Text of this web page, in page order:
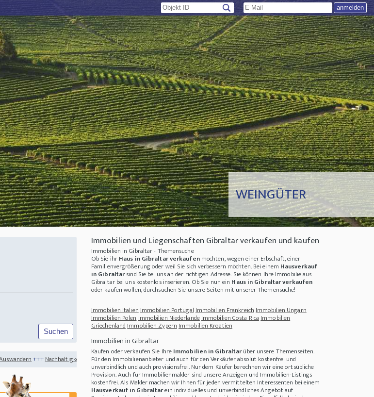
WEINGÜTER
+++Schattenmanagement der Photovoltaikanlage kann Erträge drastisch steigern und so zur Nachhaltigkeit beitragen
Immobilien und Liegenschaften Gibraltar verkaufen und kaufen
Immobilien in Gibraltar - Themensuche
Ob Sie ihrHaus in Gibraltar verkaufenmöchten, wegen einer Erbschaft, einer
Familienvergrößerung oder weil Sie sich verbessern möchten. Bei einem Hausverkauf
in Gibraltarsind Sie bei uns an der richtigen Adresse. Sie können IhreImmobilie aus
Gibraltarbei uns kostenlos inserieren. Ob Sie nun ein Haus in Gibraltar verkaufen
oder kaufen wollen, durchsuchen Sie unsere Seiten mit unserer Themensuche!
Immobilien ItalienImmobilien PortugalImmobilien FrankreichImmobilien Ungarn
Immobilien PolenImmobilien NiederlandeImmobilien Costa RicaImmobilien
GriechenlandImmobilien ZypernImmobilien Kroatien
Immobilien in Gibraltar
Kaufen oder verkaufen Sie IhreImmobilien in Gibraltarüber unsere Themenseiten.
Für den Immobilienanbieter und auch für den Verkäufer absolut kostenfrei und
unverbindlich und auch provisionsfrei. Nur dem Käufer berechnen wir eine ortsübliche
Provision. Auch für Immobilienmakler sind unsere Anzeigen und Immobilien-Listings
kostenfrei. Als Makler machen wir Ihnen für jeden vermittelten Interessenten bei einem
Hausverkauf in Gibraltarein individuelles und unverbindliches Angebot auf